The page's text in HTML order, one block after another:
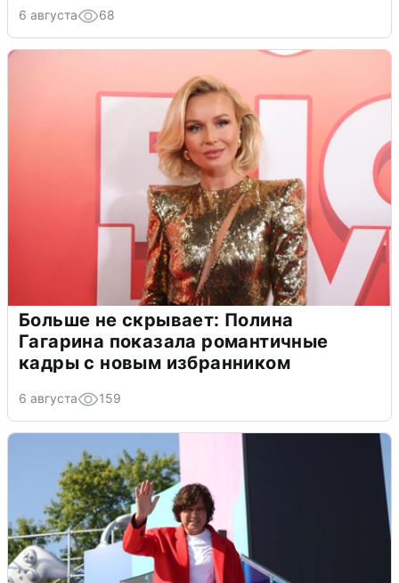
6 августа 68
Больше не скрывает: Полина
Гагарина показала романтичные
кадры с новым избранником
6 августа 159